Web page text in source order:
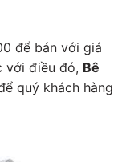
để bán với giá
với điều đó, Bê
quý khách hàng